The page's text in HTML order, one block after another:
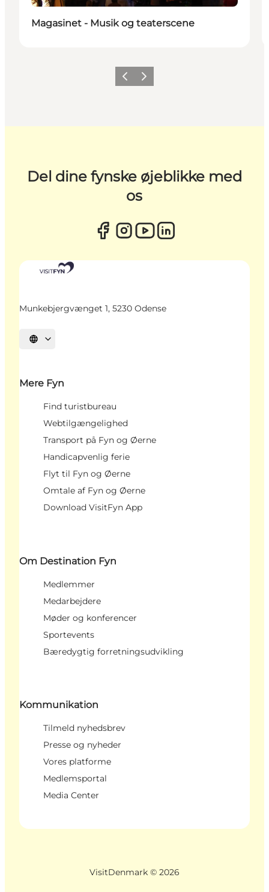
Magasinet - Musik og teaterscene
ForrigeNæste
Del dine fynske øjeblikke med
os
Munkebjergvænget 1, 5230 Odense
Vælg sprog
Mere Fyn
Find turistbureau
Webtilgængelighed
Transport på Fyn og Øerne
Handicapvenlig ferie
Flyt til Fyn og Øerne
Omtale af Fyn og Øerne
Download VisitFyn App
Om Destination Fyn
Medlemmer
Medarbejdere
Møder og konferencer
Sportevents
Bæredygtig forretningsudvikling
Kommunikation
Tilmeld nyhedsbrev
Presse og nyheder
Vores platforme
Medlemsportal
Media Center
VisitDenmark © 2026